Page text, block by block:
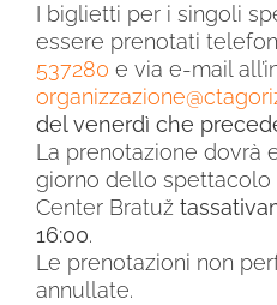
I biglietti per i singoli
essere prenotati
537280 e via e-mail
del venerdì che
La prenotazione dovrà
giorno dello spettacolo
Center Bratuž
16:00.
Le prenotazioni non
annullate.